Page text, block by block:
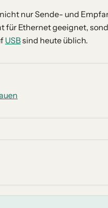
nur Sende- und
für Ethernet geeignet,
USBsind heute üblich.